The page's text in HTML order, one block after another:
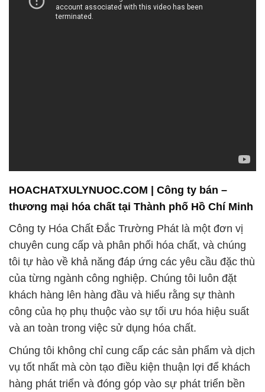
HOACHATXULYNUOC.COM | Công ty bán –
thương mại hóa chất tại Thành phố Hồ Chí Minh
Công ty Hóa Chất Đắc Trường Phát là một đơn vị
chuyên cung cấp và phân phối hóa chất, và chúng
tôi tự hào về khả năng đáp ứng các yêu cầu đặc thù
của từng ngành công nghiệp. Chúng tôi luôn đặt
khách hàng lên hàng đầu và hiểu rằng sự thành
công của họ phụ thuộc vào sự tối ưu hóa hiệu suất
và an toàn trong việc sử dụng hóa chất.
Chúng tôi không chỉ cung cấp các sản phẩm và dịch
vụ tốt nhất mà còn tạo điều kiện thuận lợi để khách
hàng phát triển và đóng góp vào sự phát triển bền